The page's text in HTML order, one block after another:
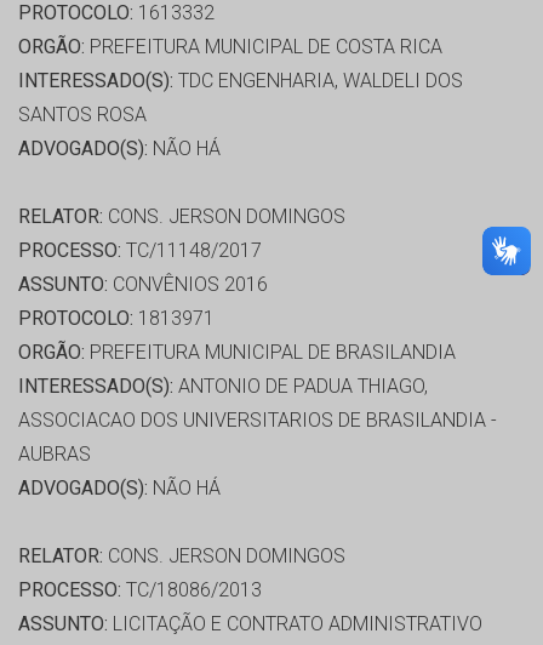
PROTOCOLO: 1613332
ORGÃO: PREFEITURA MUNICIPAL DE COSTA RICA
INTERESSADO(S): TDC ENGENHARIA, WALDELI DOS
SANTOS ROSA
ADVOGADO(S): NÃO HÁ
RELATOR: CONS. JERSON DOMINGOS
PROCESSO: TC/11148/2017
ASSUNTO: CONVÊNIOS 2016
PROTOCOLO: 1813971
ORGÃO: PREFEITURA MUNICIPAL DE BRASILANDIA
INTERESSADO(S): ANTONIO DE PADUA THIAGO,
ASSOCIACAO DOS UNIVERSITARIOS DE BRASILANDIA -
AUBRAS
ADVOGADO(S): NÃO HÁ
RELATOR: CONS. JERSON DOMINGOS
PROCESSO: TC/18086/2013
ASSUNTO: LICITAÇÃO E CONTRATO ADMINISTRATIVO